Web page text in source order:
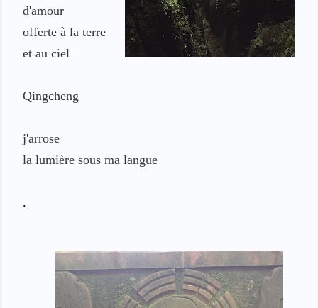
d'amour
offerte à la terre
et au ciel
Qingcheng
j'arrose
la lumière sous ma langue
.